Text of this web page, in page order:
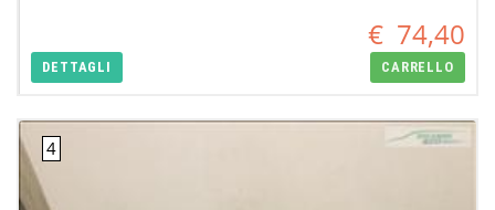
€ 74,40
DETTAGLI CARRELLO